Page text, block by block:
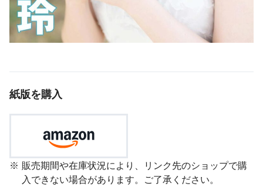
紙版を購入
販売期間や在庫状況により、リンク先のショップで購
入できない場合があります。ご了承ください。